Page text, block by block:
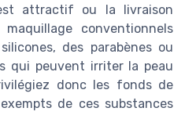
attractif ou la livraison
conventionnels
des parabènes ou
qui peuvent irriter la peau
donc les fonds de
de ces substances